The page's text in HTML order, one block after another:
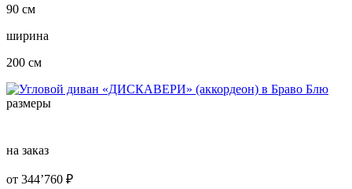
90 см
ширина
200 см
размеры
на заказ
от 344’760 ₽